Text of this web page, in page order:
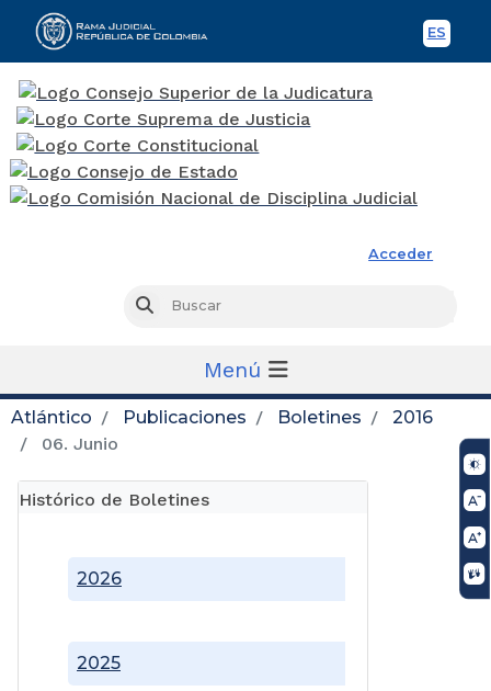
ES
Acceder
Buscar
Menú
Atlántico Publicaciones Boletines
2016
06. Junio
Histórico de Boletines
2025
2026